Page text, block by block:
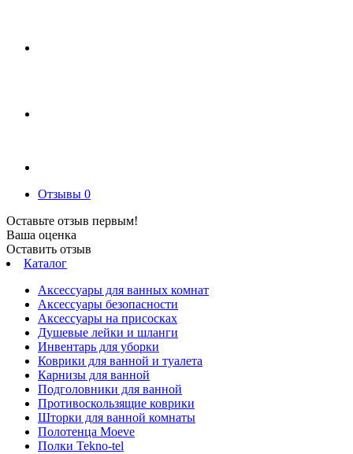
Отзывы 0
Оставьте отзыв первым!
Ваша оценка
Оставить отзыв
Каталог
Аксессуары для ванных комнат
Аксессуары безопасности
Аксессуары на присосках
Душевые лейки и шланги
Инвентарь для уборки
Коврики для ванной и туалета
Карнизы для ванной
Подголовники для ванной
Противоскользящие коврики
Шторки для ванной комнаты
Полотенца Moeve
Полки Tekno-tel